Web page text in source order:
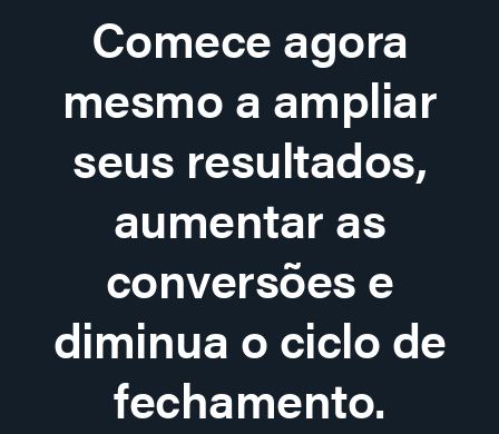
Comece agora
mesmo a ampliar
seus resultados,
aumentar as
conversões e
diminua o ciclo de
fechamento.